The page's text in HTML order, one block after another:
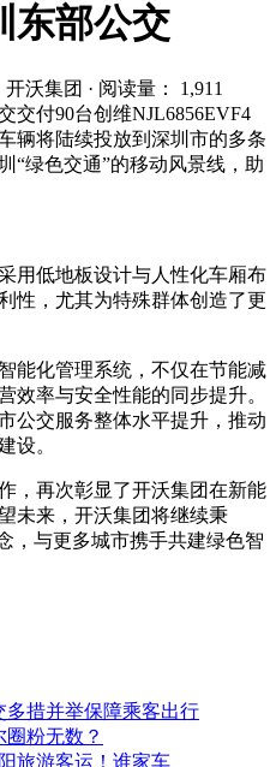
东部公交
开沃集团 · 阅读量： 1,911
交付90台创维NJL6856EVF4
辆将陆续投放到深圳市的多条
“绿色交通”的移动风景线，助
用低地板设计与人性化车厢布
性，尤其为特殊群体创造了更
能化管理系统，不仅在节能减
效率与安全性能的同步提升。
公交服务整体水平提升，推动
设。
，再次彰显了开沃集团在新能
未来，开沃集团将继续秉
，与更多城市携手共建绿色智
措并举保障乘客出行
粉无数？
旅游客运！谁家车